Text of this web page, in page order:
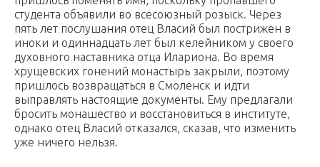
студента объявили во всесоюзный розыск. Через
пять лет послушания отец Власий был пострижен в
иноки и одиннадцать лет был келейником у своего
духовного наставника отца Илариона. Во время
хрущевских гонений монастырь закрыли, поэтому
пришлось возвращаться в Смоленск и идти
выправлять настоящие документы. Ему предлагали
бросить монашество и восстановиться в институте,
однако отец Власий отказался, сказав, что изменить
уже ничего нельзя.